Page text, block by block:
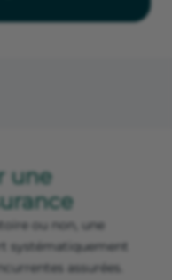
une
ou non, une
systématiquement
assurées.